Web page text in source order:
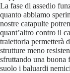
La fase di assedio
quanto abbiamo
nostre catapulte
quant’altro contro il
traiettoria permetterà
strutture meno
sfruttando una buona
suolo i baluardi